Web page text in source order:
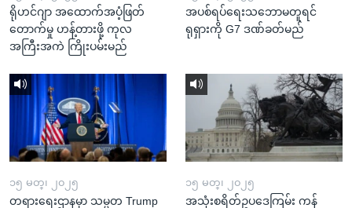
ရိုဟင်ဂျာ အထောက်အပံ့ဖြတ်
တောက်မှု ဟန့်တားဖို့ ကုလ
အကြီးအကဲ ကြိုးပမ်းမည်
အပစ်ရပ်ရေးသဘောမတူရင်
ရုရှားကို G7 ဒဏ်ခတ်မည်
၁၅ မတ္၊ ၂၀၂၅
တရားရေးဌာနမှာ သမ္မတ Trump
၁၅ မတ္၊ ၂၀၂၅
အသုံးစရိတ်ဥပဒေကြမ်း ကန်